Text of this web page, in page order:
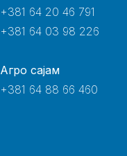
+381 64 20 46 791
+381 64 03 98 226
Агро сајам
+381 64 88 66 460